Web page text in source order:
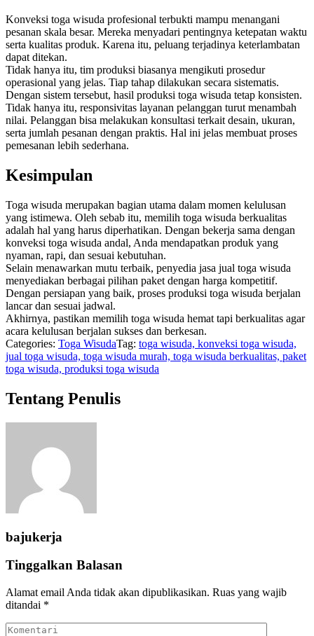
Konveksi toga wisuda profesional terbukti mampu menangani
pesanan skala besar. Mereka menyadari pentingnya ketepatan waktu
serta kualitas produk. Karena itu, peluang terjadinya keterlambatan
dapat ditekan.
Tidak hanya itu, tim produksi biasanya mengikuti prosedur
operasional yang jelas. Tiap tahap dilakukan secara sistematis.
Dengan sistem tersebut, hasil produksi toga wisuda tetap konsisten.
Tidak hanya itu, responsivitas layanan pelanggan turut menambah
nilai. Pelanggan bisa melakukan konsultasi terkait desain, ukuran,
serta jumlah pesanan dengan praktis. Hal ini jelas membuat proses
pemesanan lebih sederhana.
Kesimpulan
Toga wisuda merupakan bagian utama dalam momen kelulusan
yang istimewa. Oleh sebab itu, memilih toga wisuda berkualitas
adalah hal yang harus diperhatikan. Dengan bekerja sama dengan
konveksi toga wisuda andal, Anda mendapatkan produk yang
nyaman, rapi, dan sesuai kebutuhan.
Selain menawarkan mutu terbaik, penyedia jasa jual toga wisuda
menyediakan berbagai pilihan paket dengan harga kompetitif.
Dengan persiapan yang baik, proses produksi toga wisuda berjalan
lancar dan sesuai jadwal.
Akhirnya, pastikan memilih toga wisuda hemat tapi berkualitas agar
acara kelulusan berjalan sukses dan berkesan.
Categories: Toga WisudaTag: toga wisuda, konveksi toga wisuda,
jual toga wisuda, toga wisuda murah, toga wisuda berkualitas, paket
toga wisuda, produksi toga wisuda
Tentang Penulis
bajukerja
Tinggalkan Balasan
Alamat email Anda tidak akan dipublikasikan. Ruas yang wajib
ditandai *
Komentari